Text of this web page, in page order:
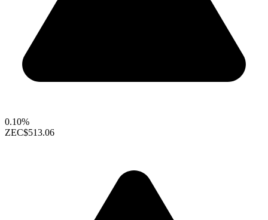
0.10%
ZEC$513.06